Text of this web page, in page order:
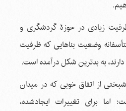
زیادی در حوزۀ گردشگری و
وضعیت بناهایی که ظرفیت
به بدترین شکل درآمده است.
از اتفاق خوبی که در میدان
اما برای تغییرات ایجادشده،